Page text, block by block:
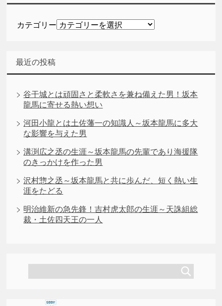
カテゴリー
最近の投稿
谷干城とは頑固さと柔軟さを兼ね備えた男！坂本
龍馬に寄せる熱い想い
河田小龍とは土佐藩一の知識人～坂本龍馬に多大
な影響を与えた男
溝渕広之丞の生涯～坂本龍馬の先輩であり海援隊
のきっかけを作った男
沢村惣之丞～坂本龍馬と共に歩んだ、短く熱い生
涯をたどる
明治維新の急先鋒！吉村虎太郎の生涯～天誅組総
裁・土佐四天王の一人